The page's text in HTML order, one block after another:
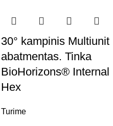
30° kampinis Multiunit
abatmentas. Tinka
BioHorizons® Internal
Hex
Turime